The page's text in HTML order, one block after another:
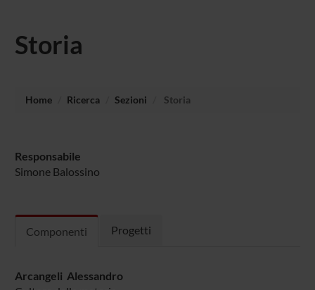
Storia
Home Ricerca Sezioni Storia
Responsabile
Simone Balossino
Componenti Progetti
Arcangeli Alessandro